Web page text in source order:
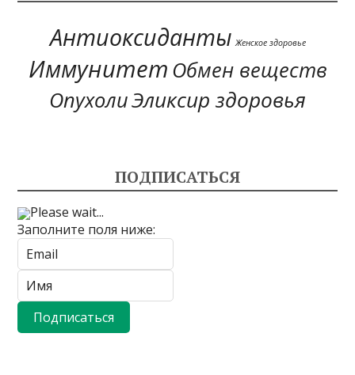
Антиоксиданты Женское здоровье
Иммунитет Обмен веществ
ОпухолиЭликсир здоровья
ПОДПИСАТЬСЯ
Please wait...
Заполните поля ниже: